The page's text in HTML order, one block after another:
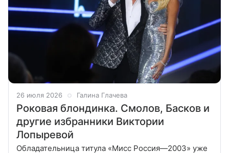
26 июля 2026 Галина Глачева
Роковая блондинка. Смолов, Басков и
другие избранники Виктории
Лопыревой
Обладательница титула «Мисс Россия—2003» уже